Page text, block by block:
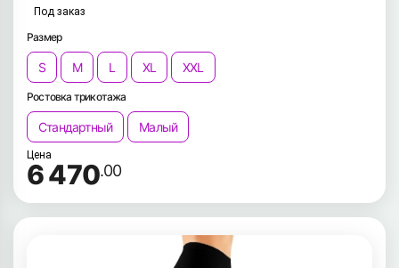
Под заказ
Размер
S M L XL XXL
Ростовка трикотажа
Стандартный Малый
Цена
6 470.00